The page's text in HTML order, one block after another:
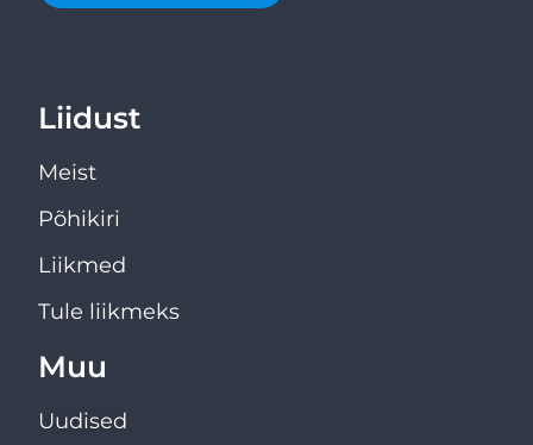
Liidust
Meist
Põhikiri
Liikmed
Tule liikmeks
Muu
Uudised